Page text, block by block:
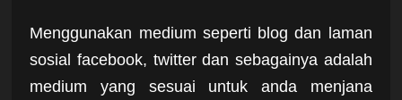
Menggunakan medium seperti blog dan laman
sosial facebook, twitter dan sebagainya adalah
medium yang sesuai untuk anda menjana